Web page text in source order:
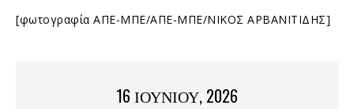
[φωτογραφία ΑΠΕ-ΜΠΕ/ΑΠΕ-ΜΠΕ/ΝΙΚΟΣ ΑΡΒΑΝΙΤΙΔΗΣ]
16 ΙΟΥΝΊΟΥ, 2026